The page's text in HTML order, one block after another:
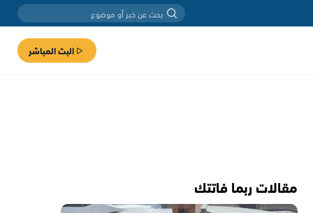
البث المباشر
مقالات ربما فاتتك